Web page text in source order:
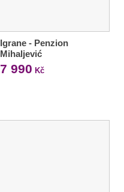
Igrane - Penzion
Mihaljević
7 990 Kč